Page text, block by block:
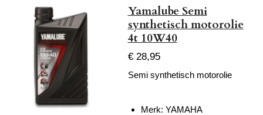
Yamalube Semi
synthetisch motorolie
4t 10W40
€ 28,95
Semi synthetisch motorolie
Merk: YAMAHA